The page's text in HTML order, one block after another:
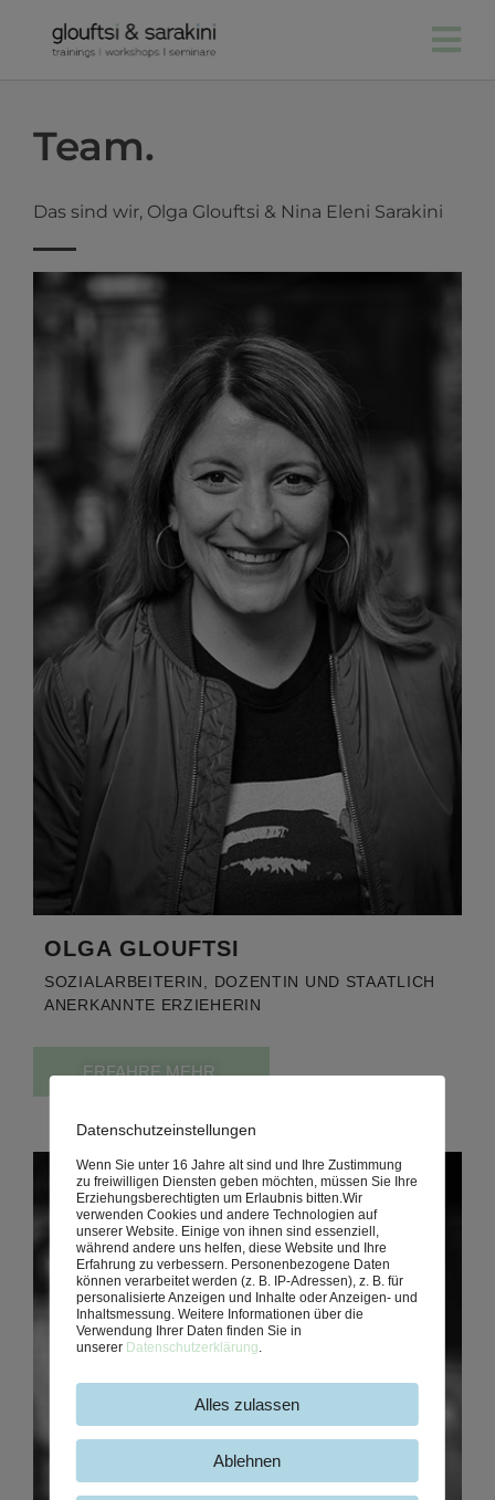
Team.
Das sind wir, Olga Glouftsi & Nina Eleni Sarakini
OLGA GLOUFTSI
SOZIALARBEITERIN, DOZENTIN UND STAATLICH
ANERKANNTE ERZIEHERIN
ERFAHRE MEHR.
Datenschutzeinstellungen
Wenn Sie unter 16 Jahre alt sind und Ihre Zustimmung
zu freiwilligen Diensten geben möchten, müssen Sie Ihre
Erziehungsberechtigten um Erlaubnis bitten.Wir
verwenden Cookies und andere Technologien auf
unserer Website. Einige von ihnen sind essenziell,
während andere uns helfen, diese Website und Ihre
Erfahrung zu verbessern. Personenbezogene Daten
können verarbeitet werden (z. B. IP-Adressen), z. B. für
personalisierte Anzeigen und Inhalte oder Anzeigen- und
Inhaltsmessung. Weitere Informationen über die
Verwendung Ihrer Daten finden Sie in
unserer Datenschutzerklärung.
Alles zulassen
Ablehnen